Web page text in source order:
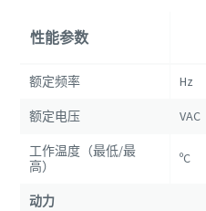
性能参数
额定频率 Hz
额定电压 VAC
工作温度（最低/最
高）
ºC
动力